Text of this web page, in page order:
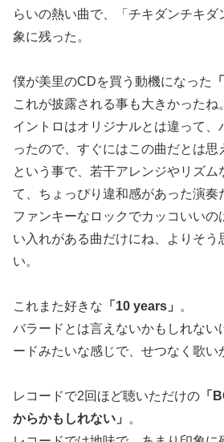
らいの熱い曲で、「チキダンチキダ
象に残った。
僕が美里のCDを買う動機になった
これが披露される事も大きかったね。
イントロはオリジナルとは違って、
ったので、すぐにはこの曲だとは思
という事で、若干アレンジやリズム
て、ちょっぴり違和感があった演奏
ファンキーなロックでカッコいいの
い入れがある曲だけにね、よりそう
い。
これまた好きな 「10 years」
。
バラードとは言えないかもしれない
ードみたいな感じで、せつなく歌い
レコードで2回ほど聴いただけの 「
からかもしれない」
。